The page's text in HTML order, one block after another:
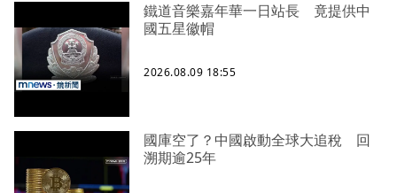
鐵道音樂嘉年華一日站長 竟提供中
國五星徽帽
2026.08.09 18:55
國庫空了？中國啟動全球大追稅 回
溯期逾25年